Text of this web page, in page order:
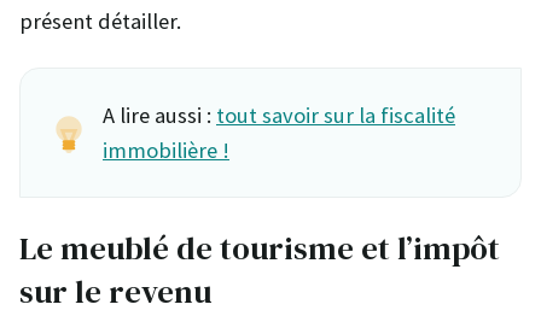
présent détailler.
A lire aussi : tout savoir sur la fiscalité
immobilière !
Le meublé de tourisme et l’impôt
sur le revenu